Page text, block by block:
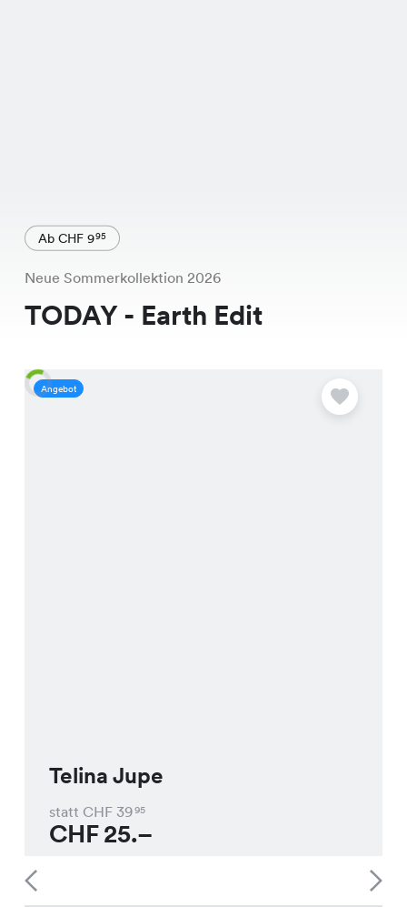
Ab CHF 995
Neue Sommerkollektion 2026
TODAY - Earth Edit
Angebot
Telina Jupe
statt CHF 3995
CHF25.–